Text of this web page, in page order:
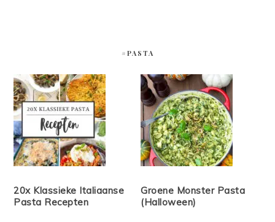
#PASTA
20x Klassieke Italiaanse
Pasta Recepten
Groene Monster Pasta
(Halloween)